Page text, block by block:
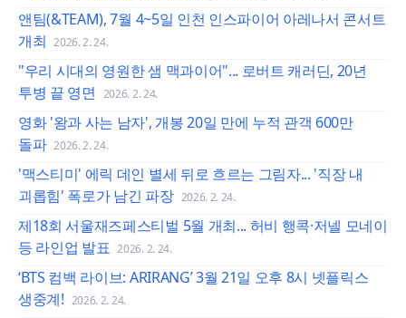
앤팀(&TEAM), 7월 4~5일 인천 인스파이어 아레나서 콘서트
개최 2026. 2. 24.
"우리 시대의 영원한 샘 맥과이어"... 로버트 캐러딘, 20년
투병 끝 영면 2026. 2. 24.
영화 '왕과 사는 남자', 개봉 20일 만에 누적 관객 600만
돌파 2026. 2. 24.
'맥스티미' 에릭 데인 별세 뒤로 흐르는 그림자... '직장 내
괴롭힘' 폭로가 남긴 파장 2026. 2. 24.
제18회 서울재즈페스티벌 5월 개최... 허비 행콕·저넬 모네이
등 라인업 발표 2026. 2. 24.
‘BTS 컴백 라이브: ARIRANG’ 3월 21일 오후 8시 넷플릭스
생중계! 2026. 2. 24.